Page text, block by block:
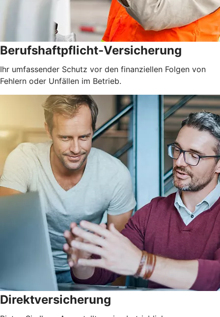
Berufshaftpflicht-Versicherung
Ihr umfassender Schutz vor den finanziellen Folgen von
Fehlern oder Unfällen im Betrieb.
Direktversicherung